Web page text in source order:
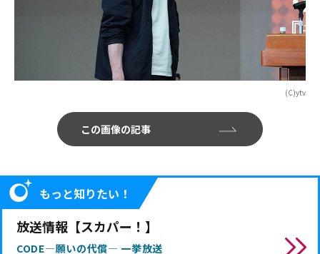
(C)ytv
この画像の記事
もっと知りたい！
放送情報【スカパー！】
CODE―願いの代償― 一挙放送